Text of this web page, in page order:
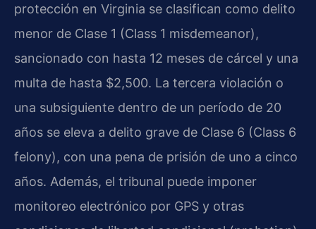
protección en Virginia se clasifican como delito
menor de Clase 1 (Class 1 misdemeanor),
sancionado con hasta 12 meses de cárcel y una
multa de hasta $2,500. La tercera violación o
una subsiguiente dentro de un período de 20
años se eleva a delito grave de Clase 6 (Class 6
felony), con una pena de prisión de uno a cinco
años. Además, el tribunal puede imponer
monitoreo electrónico por GPS y otras